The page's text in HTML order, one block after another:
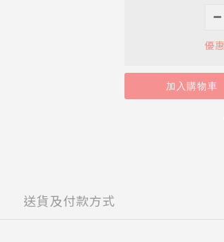
優
加入購物車
送貨及付款方式